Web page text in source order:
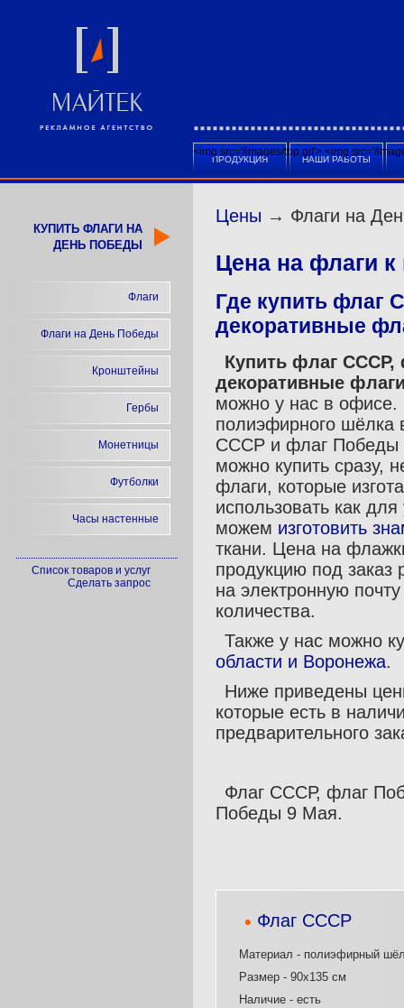
<img src='/images/top.gif'> <img src='/
ПРОДУКЦИЯ НАШИ РАБОТЫ
КУПИТЬ ФЛАГИ НА
ДЕНЬ ПОБЕДЫ
Флаги
Флаги на День Победы
Кронштейны
Гербы
Монетницы
Футболки
Часы настенные
Список товаров и услуг
Сделать запрос
Цены → Флаги на
Цена на флаги
Где купить флаг
декоративные
Купить флаг
декоративные
можно у нас в офисе.
полиэфирного шёлка
СССР и флаг Победы
можно купить сразу,
флаги, которые
использовать как
можем изготовить
ткани. Цена на
продукцию под заказ
на электронную
количества.
Также у нас можно
области и Воронежа.
Ниже приведены
которые есть в
предварительного
Флаг СССР, флаг
Победы 9 Мая.
Флаг СССР
Материал - полиэфирный
Размер - 90х135 см
Наличие - есть